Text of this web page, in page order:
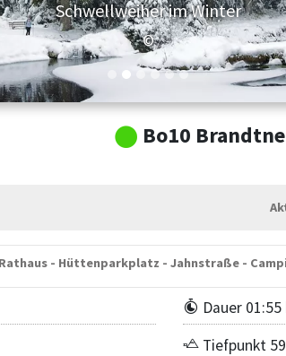
Schwellweiher im Winter
©
Bo10
Rathaus - Hüttenparkplatz - Jahnstraße -
Dauer 01:55
Tiefpunkt